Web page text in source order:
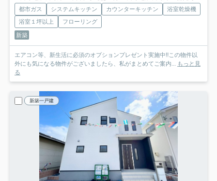
都市ガス システムキッチン カウンターキッチン
浴室乾燥機
浴室１坪以上
フローリング
新築
エアコン等、新生活に必須のオプションプレゼント実施中!!この物件以
外にも気になる物件がございましたら、私がまとめてご案内... もっと見
る
新築一戸建